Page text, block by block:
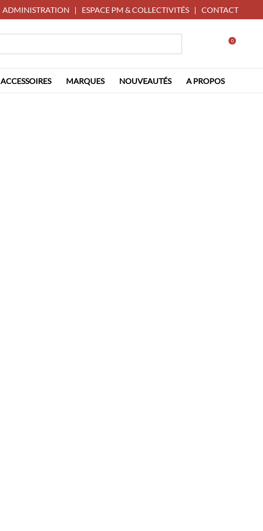
ADMINISTRATION | ESPACE PM & COLLECTIVITÉS | CONTACT
0
ACCESSOIRES MARQUES NOUVEAUTÉS A PROPOS